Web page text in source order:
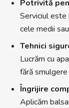
Potrivită
Serviciul
cele medii
Tehnici
Lucrăm cu
fără
Îngrijire
Aplicăm